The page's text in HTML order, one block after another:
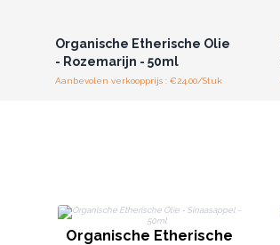
Organische Etherische Olie
- Rozemarijn - 50ml
Aanbevolen verkoopprijs : €24.00/Stuk
Organische Etherische